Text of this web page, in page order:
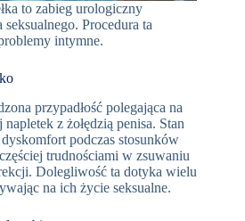
to zabieg urologiczny
Procedura ta
intymne.
przypadłość polegająca na
z żołędzią penisa. Stan
podczas stosunków
trudnościami w zsuwaniu
Dolegliwość ta dotyka wielu
na ich życie seksualne.